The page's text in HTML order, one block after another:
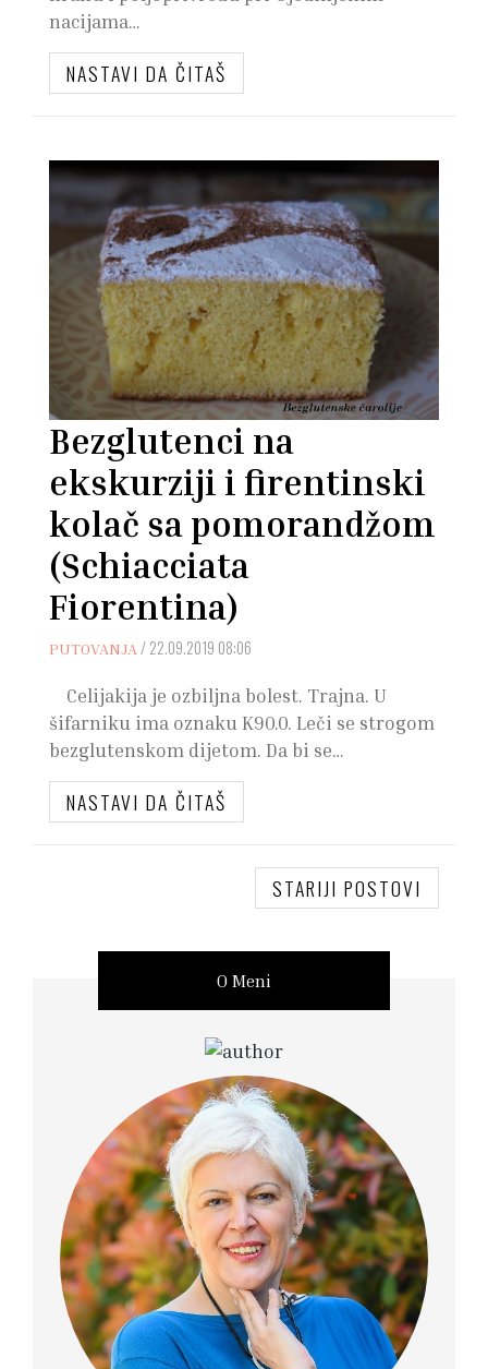
nacijama…
NASTAVI DA ČITAŠ
Bezglutenci na
ekskurziji i firentinski
kolač sa pomorandžom
(Schiacciata
Fiorentina)
PUTOVANJA /22.09.2019 08:06
Celijakija je ozbiljna bolest. Trajna. U
šifarniku ima oznaku K90.0. Leči se strogom
bezglutenskom dijetom. Da bi se…
NASTAVI DA ČITAŠ
STARIJI POSTOVI
O Meni